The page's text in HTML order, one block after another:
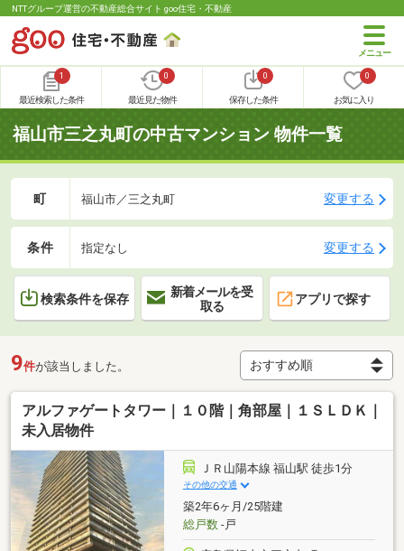
NTTグループ運営の不動産総合サイト goo住宅・不動産
1
最近検索した条件
0
最近見た物件
0
保存した条件
0
お気に入り
福山市三之丸町の中古マンション 物件一覧
町 福山市／三之丸町 変更する
条件 指定なし 変更する
検索条件を保存
新着メールを受
取る
アプリで探す
9件が該当しました。
アルファゲートタワー｜１０階｜角部屋｜１ＳＬＤＫ｜
未入居物件
ＪＲ山陽本線 福山駅 徒歩1分
その他の交通
築2年6ヶ月/25階建
総戸数-戸